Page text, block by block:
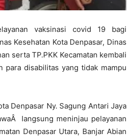
vaksinasi covid 19 bagi
Kesehatan Kota Denpasar, Dinas
serta TP.PKK Kecamatan kembali
para disabilitas yang tidak mampu
Denpasar Ny. Sagung Antari Jaya
langsung meninjau pelayanan
Denpasar Utara, Banjar Abian